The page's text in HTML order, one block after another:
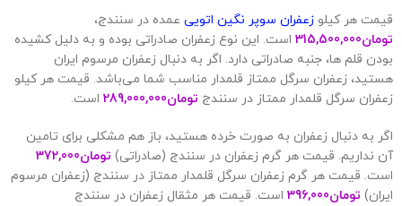
قیمت هر کیلو زعفران سوپر نگین اتویی عمده در سنندج،
تومان315,500,000 است. این نوع زعفران صادراتی بوده و به دلیل کشیده
بودن قلم ها، جنبه صادراتی دارد. اگر به دنبال زعفران مرسوم ایران
هستید، زعفران سرگل ممتاز قلمدار مناسب شما می‌باشد. قیمت هر کیلو
زعفران سرگل قلمدار ممتاز در سنندج تومان289,000,000 است.
اگر به دنبال زعفران به صورت خرده هستید، باز هم مشکلی برای تامین
آن نداریم. قیمت هر گرم زعفران در سنندج (صادراتی) تومان372,000
است. قیمت هر گرم زعفران سرگل قلمدار ممتاز در سنندج (زعفران مرسوم
ایران) تومان396,000 است. قیمت هر مثقال زعفران در سنندج